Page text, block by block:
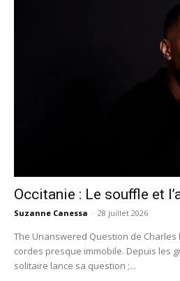
Occitanie : Le souffle et
Suzanne Canessa - 28 juillet 2026
The Unanswered Question de Charles
cordes presque immobile. Depuis les
solitaire lance sa question ;...